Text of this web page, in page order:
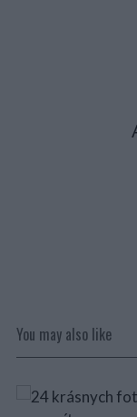
You may also like